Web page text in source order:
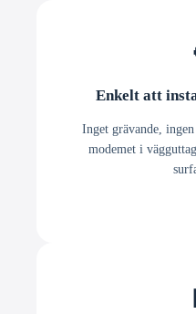
Enkelt att
Inget grävande,
modemet i